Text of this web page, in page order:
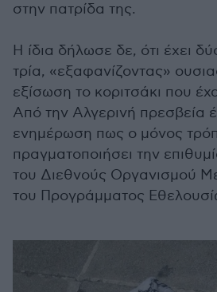
στην πατρίδα της.
Η ίδια δήλωσε δε, ότι έχει
τρία, «εξαφανίζοντας»
εξίσωση το κοριτσάκι που
Από την Αλγερινή πρεσβεία
ενημέρωση πως ο μόνος
πραγματοποιήσει την
του Διεθνούς Οργανισμού
του Προγράμματος